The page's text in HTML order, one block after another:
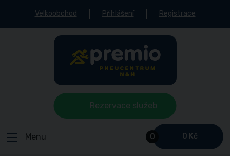
Velkoobchod Přihlášení Registrace
0 0 Kč
Menu
Rezervace služeb